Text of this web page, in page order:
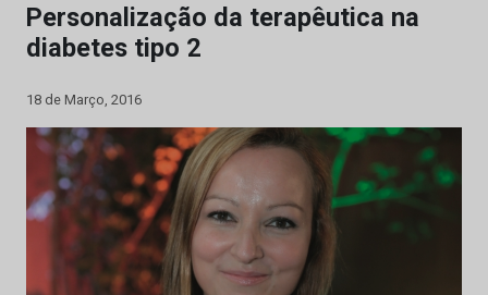
Personalização da terapêutica na
diabetes tipo 2
18 de Março, 2016